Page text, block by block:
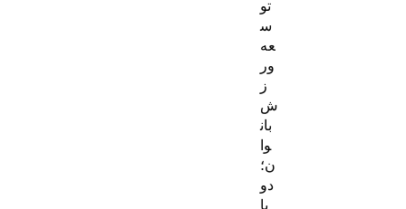
تو
س
عه
ور
ز
ش
بان
وا
ن؛
دو
با